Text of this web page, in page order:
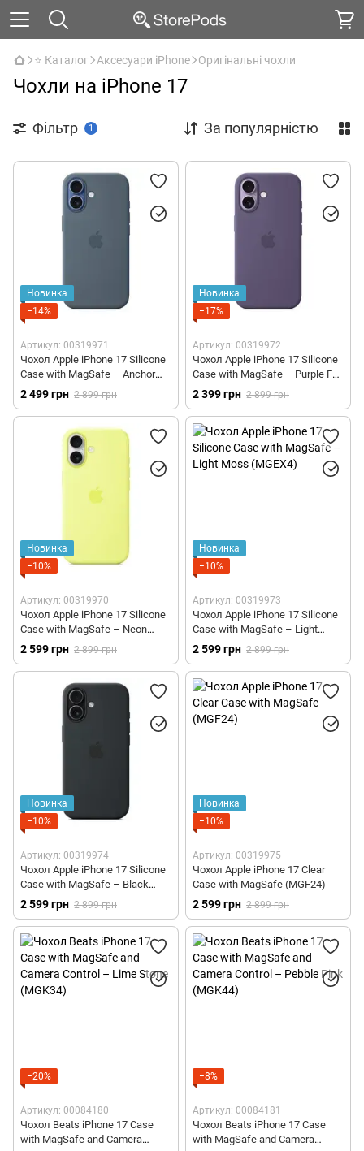
⭐ Каталог Аксесуари iPhone Оригінальні чохли
Чохли на iPhone 17
Фільтр 1 За популярністю
Новинка
−14%
Артикул: 00319971
Чохол Apple iPhone 17 Silicone
Case with MagSafe – Anchor
Blue (MGEW4)
2 499 грн 2 899 грн
Новинка
−17%
Артикул: 00319972
Чохол Apple iPhone 17 Silicone
Case with MagSafe – Purple Fog
(MGF04)
2 399 грн 2 899 грн
Новинка
−10%
Артикул: 00319970
Чохол Apple iPhone 17 Silicone
Case with MagSafe – Neon
Yellow (MGEV4)
2 599 грн 2 899 грн
Новинка
−10%
Артикул: 00319973
Чохол Apple iPhone 17 Silicone
Case with MagSafe – Light
Moss (MGEX4)
2 599 грн 2 899 грн
Новинка
−10%
Артикул: 00319974
Чохол Apple iPhone 17 Silicone
Case with MagSafe – Black
(MGF14)
2 599 грн 2 899 грн
Новинка
−10%
Артикул: 00319975
Чохол Apple iPhone 17 Clear
Case with MagSafe (MGF24)
2 599 грн 2 899 грн
−20%
Артикул: 00084180
Чохол Beats iPhone 17 Case
with MagSafe and Camera
−8%
Артикул: 00084181
Чохол Beats iPhone 17 Case
with MagSafe and Camera